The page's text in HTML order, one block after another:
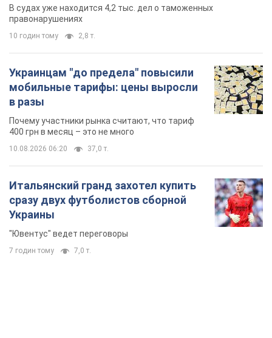
сразу двух футболистов сборной
Украины
"Ювентус" ведет переговоры
7 годин тому 7,0 т.